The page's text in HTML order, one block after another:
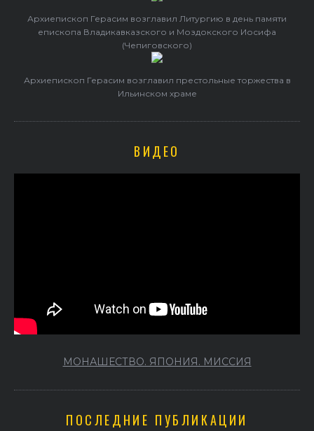
Архиепископ Герасим возглавил Литургию в день памяти
епископа Владикавказского и Моздокского Иосифа
(Чепиговского)
Архиепископ Герасим возглавил престольные торжества в
Ильинском храме
ВИДЕО
МОНАШЕСТВО. ЯПОНИЯ. МИССИЯ
ПОСЛЕДНИЕ ПУБЛИКАЦИИ